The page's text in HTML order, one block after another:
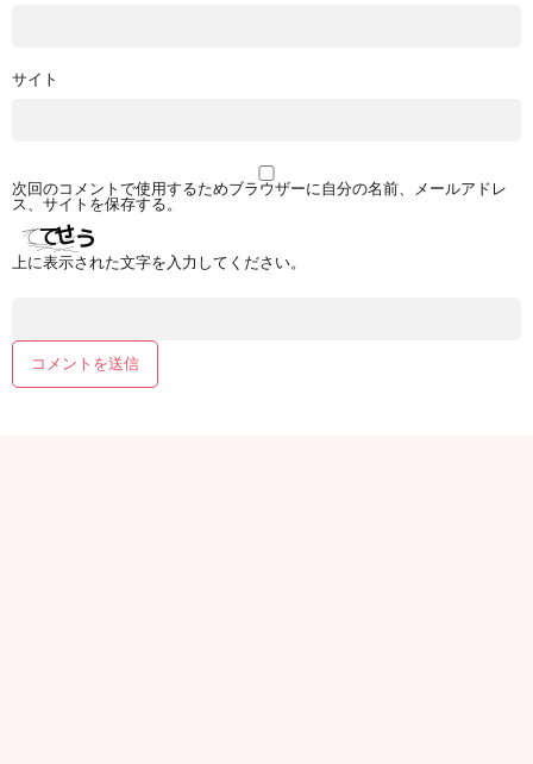
サイト
次回のコメントで使用するためブラウザーに自分の名前、メールアドレ
ス、サイトを保存する。
上に表示された文字を入力してください。